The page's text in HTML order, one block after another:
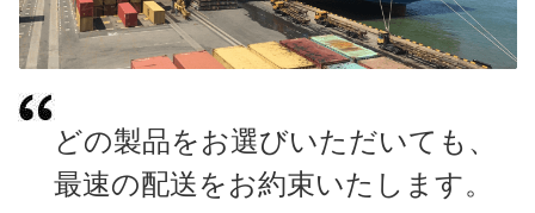
どの製品をお選びいただいても、
最速の配送をお約束いたします。